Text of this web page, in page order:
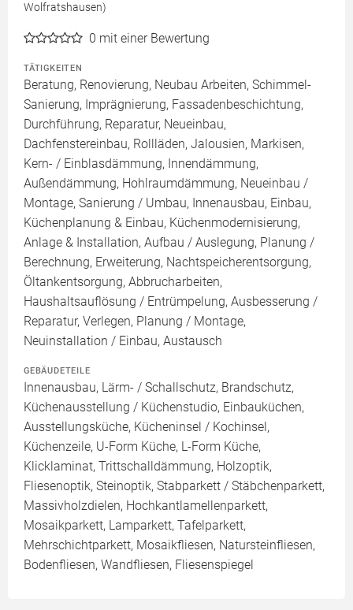
Wolfratshausen)
0 mit einer Bewertung
TÄTIGKEITEN
Beratung, Renovierung, Neubau Arbeiten, Schimmel-
Sanierung, Imprägnierung, Fassadenbeschichtung,
Durchführung, Reparatur, Neueinbau,
Dachfenstereinbau, Rollläden, Jalousien, Markisen,
Kern- / Einblasdämmung, Innendämmung,
Außendämmung, Hohlraumdämmung, Neueinbau /
Montage, Sanierung / Umbau, Innenausbau, Einbau,
Küchenplanung & Einbau, Küchenmodernisierung,
Anlage & Installation, Aufbau / Auslegung, Planung /
Berechnung, Erweiterung, Nachtspeicherentsorgung,
Öltankentsorgung, Abbrucharbeiten,
Haushaltsauflösung / Entrümpelung, Ausbesserung /
Reparatur, Verlegen, Planung / Montage,
Neuinstallation / Einbau, Austausch
GEBÄUDETEILE
Innenausbau, Lärm- / Schallschutz, Brandschutz,
Küchenausstellung / Küchenstudio, Einbauküchen,
Ausstellungsküche, Kücheninsel / Kochinsel,
Küchenzeile, U-Form Küche, L-Form Küche,
Klicklaminat, Trittschalldämmung, Holzoptik,
Fliesenoptik, Steinoptik, Stabparkett / Stäbchenparkett,
Massivholzdielen, Hochkantlamellenparkett,
Mosaikparkett, Lamparkett, Tafelparkett,
Mehrschichtparkett, Mosaikfliesen, Natursteinfliesen,
Bodenfliesen, Wandfliesen, Fliesenspiegel